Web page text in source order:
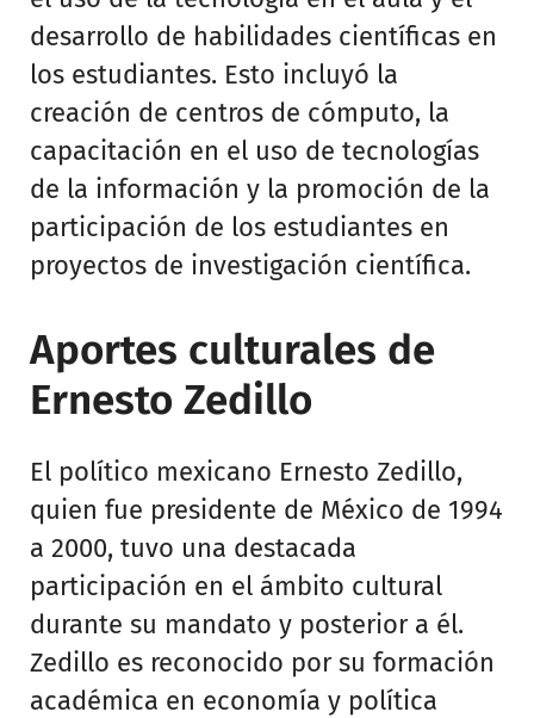
desarrollo de habilidades científicas en
los estudiantes. Esto incluyó la
creación de centros de cómputo, la
capacitación en el uso de tecnologías
de la información y la promoción de la
participación de los estudiantes en
proyectos de investigación científica.
Aportes culturales de
Ernesto Zedillo
El político mexicano Ernesto Zedillo,
quien fue presidente de México de 1994
a 2000, tuvo una destacada
participación en el ámbito cultural
durante su mandato y posterior a él.
Zedillo es reconocido por su formación
académica en economía y política